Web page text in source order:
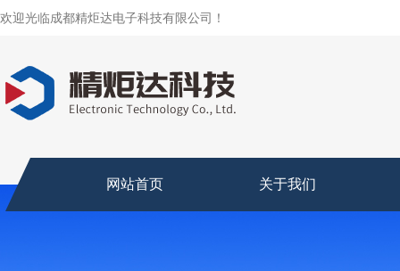
欢迎光临成都精炬达电子科技有限公司！
网站首页 关于我们